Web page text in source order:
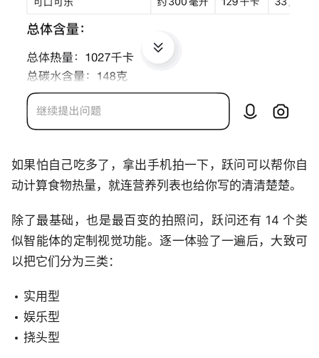
如果怕自己吃多了，拿出手机拍一下，跃问可以帮你自
动计算食物热量，就连营养列表也给你写的清清楚楚。
除了最基础，也是最百变的拍照问，跃问还有 14 个类
似智能体的定制视觉功能。逐一体验了一遍后，大致可
以把它们分为三类：
实用型
娱乐型
挠头型